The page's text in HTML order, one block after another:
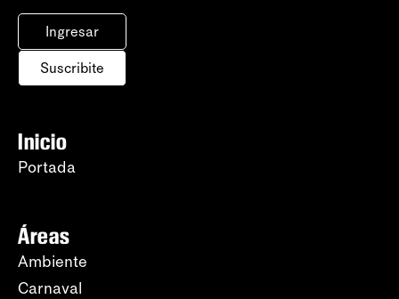
Ingresar
Suscribite
Inicio
Portada
Áreas
Ambiente
Carnaval